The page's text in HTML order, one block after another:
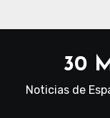
30
Noticias de